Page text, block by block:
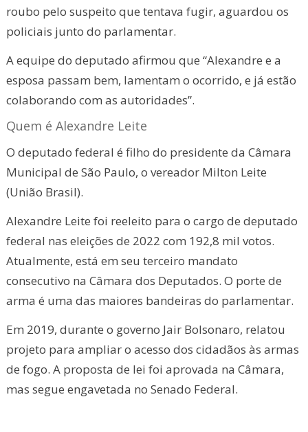
roubo pelo suspeito que tentava fugir, aguardou os
policiais junto do parlamentar.
A equipe do deputado afirmou que “Alexandre e a
esposa passam bem, lamentam o ocorrido, e já estão
colaborando com as autoridades”.
Quem é Alexandre Leite
O deputado federal é filho do presidente da Câmara
Municipal de São Paulo, o vereador Milton Leite
(União Brasil).
Alexandre Leite foi reeleito para o cargo de deputado
federal nas eleições de 2022 com 192,8 mil votos.
Atualmente, está em seu terceiro mandato
consecutivo na Câmara dos Deputados. O porte de
arma é uma das maiores bandeiras do parlamentar.
Em 2019, durante o governo Jair Bolsonaro, relatou
projeto para ampliar o acesso dos cidadãos às armas
de fogo. A proposta de lei foi aprovada na Câmara,
mas segue engavetada no Senado Federal.